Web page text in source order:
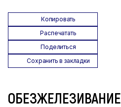
Копировать
Распечатать
Поделиться
Сохранить в закладки
ОБЕЗЖЕЛЕЗИВАНИЕ